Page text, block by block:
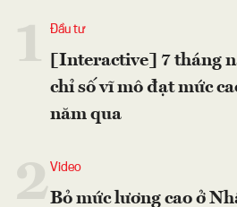
Đầu tư
[Interactive] 7 tháng
chỉ số vĩ mô đạt mức
năm qua
2Video
Bỏ mức lương cao ở